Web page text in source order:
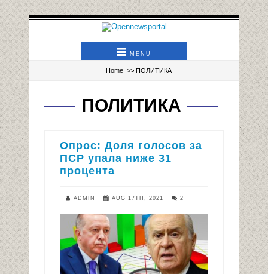
MENU
Home >> ПОЛИТИКА
ПОЛИТИКА
Опрос: Доля голосов за
ПСР упала ниже 31
процента
ADMIN AUG 17TH, 2021 2